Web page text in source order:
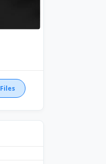
Files